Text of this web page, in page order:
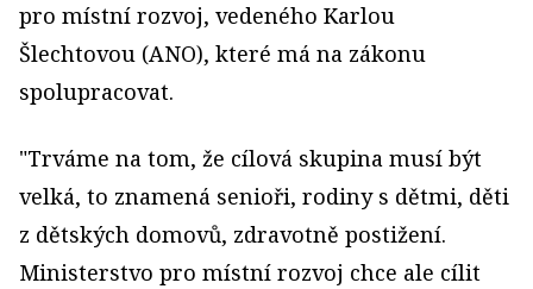
pro místní rozvoj, vedeného Karlou
Šlechtovou (ANO), které má na zákonu
spolupracovat.
"Trváme na tom, že cílová skupina musí být
velká, to znamená senioři, rodiny s dětmi, děti
z dětských domovů, zdravotně postižení.
Ministerstvo pro místní rozvoj chce ale cílit